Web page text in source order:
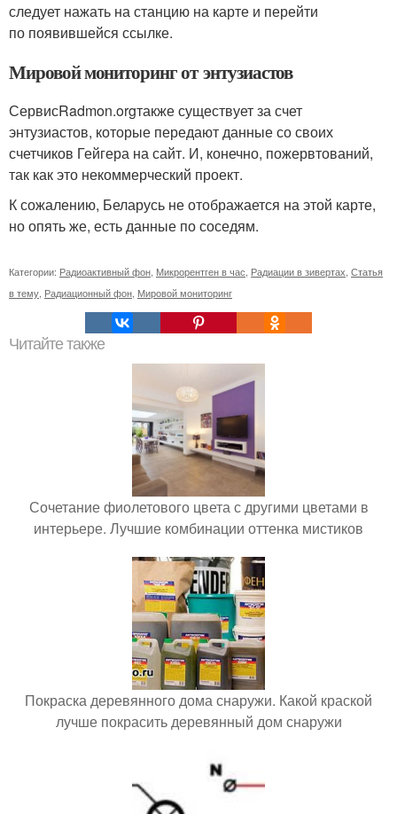
следует нажать на станцию ​​на карте и перейти
по появившейся ссылке.
Мировой мониторинг от энтузиастов
СервисRadmon.orgтакже существует за счет
энтузиастов, которые передают данные со своих
счетчиков Гейгера на сайт. И, конечно, пожервтований,
так как это некоммерческий проект.
К сожалению, Беларусь не отображается на этой карте,
но опять же, есть данные по соседям.
Категории: Радиоактивный фон Микрорентген в час Радиации в зивертах Статья
в тему Радиационный фон Мировой мониторинг
Читайте также
Сочетание фиолетового цвета с другими цветами в
интерьере. Лучшие комбинации оттенка мистиков
Покраска деревянного дома снаружи. Какой краской
лучше покрасить деревянный дом снаружи